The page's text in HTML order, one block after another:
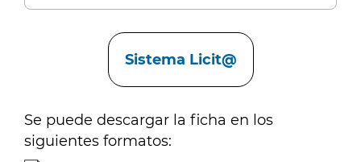
Sistema Licit@
Se puede descargar la ficha en los
siguientes formatos: